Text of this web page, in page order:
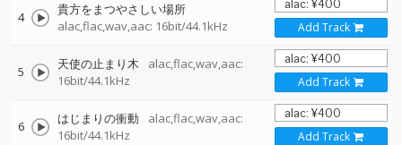
4
貴方をまつやさしい場所
alac,flac,wav,aac: 16bit/44.1kHz
Add Track
5 天使の止まり木
alac,flac,wav,aac:
16bit/44.1kHz
Add Track
6 はじまりの衝動
alac,flac,wav,aac:
16bit/44.1kHz
Add Track